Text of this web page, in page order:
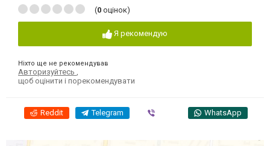
(0 оцінок)
Я рекомендую
Ніхто ще не рекомендував
Авторизуйтесь
щоб оцінити і порекомендувати
Reddit Telegram WhatsApp